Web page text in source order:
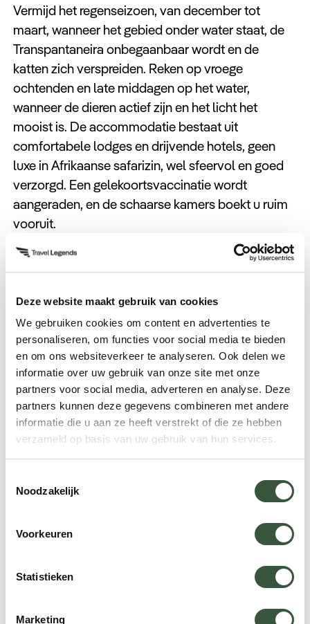
Deze website maakt gebruik van cookies
We gebruiken cookies om content en advertenties te
personaliseren, om functies voor social media te bieden
en om ons websiteverkeer te analyseren. Ook delen we
informatie over uw gebruik van onze site met onze
partners voor social media, adverteren en analyse. Deze
partners kunnen deze gegevens combineren met andere
informatie die u aan ze heeft verstrekt of die ze hebben
verzameld op basis van uw gebruik van hun services.
Noodzakelijk
Voorkeuren
Statistieken
Marketing
Vermijd het regenseizoen, van december tot
maart, wanneer het gebied onder water staat, de
Transpantaneira onbegaanbaar wordt en de
katten zich verspreiden. Reken op vroege
ochtenden en late middagen op het water,
wanneer de dieren actief zijn en het licht het
mooist is. De accommodatie bestaat uit
comfortabele lodges en drijvende hotels, geen
luxe in Afrikaanse safarizin, wel sfeervol en goed
verzorgd. Een gelekoortsvaccinatie wordt
aangeraden, en de schaarse kamers boekt u ruim
vooruit.
Praktische tips
Reis tussen juli en september voor de hoogste
trefkans.
Vermijd het regenseizoen; dan staat het gebied
onder water.
Vlieg naar Cuiabá en reis via de
Transpantaneira naar Porto Jofre.
Ga vroeg en laat het water op, wanneer de
jaguars actief zijn.
insectwerend middel mee.
tevoren.
Veelgestelde vragen over de